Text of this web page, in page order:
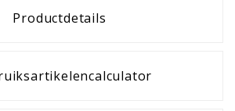
Productdetails